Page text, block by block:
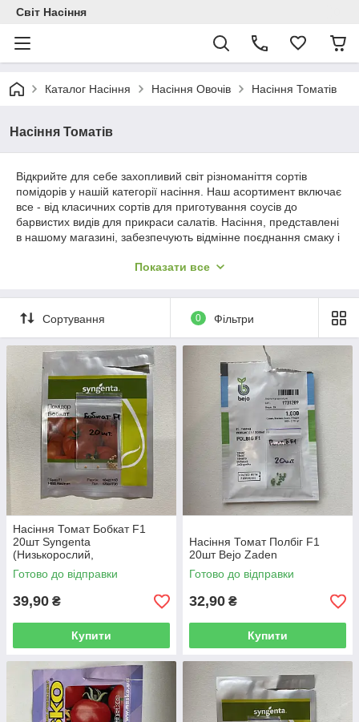
Світ Насіння
Каталог Насіння Насіння Овочів Насіння Томатів
Насіння Томатів
Відкрийте для себе захопливий світ різноманіття сортів
помідорів у нашій категорії насіння. Наш асортимент включає
все - від класичних сортів для приготування соусів до
барвистих видів для прикраси салатів. Насіння, представлені
в нашому магазині, забезпечують відмінне поєднання смаку і
надійними насіннями. Придбавайте прямо зараз і створіть
Показати все
Сортування 0 Фільтри
Насіння Томат Бобкат F1
20шт Syngenta
(Низькорослий,
Крупноплодний)
Готово до відправки
39,90 ₴
Купити
Насіння Томат Полбіг F1
20шт Bejo Zaden
Готово до відправки
32,90 ₴
Купити